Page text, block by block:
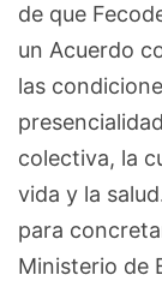
de que
un Acuerdo
las
colectiva, la
vida y la
para
Ministerio de